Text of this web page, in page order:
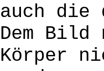
auch die
Dem
Körper